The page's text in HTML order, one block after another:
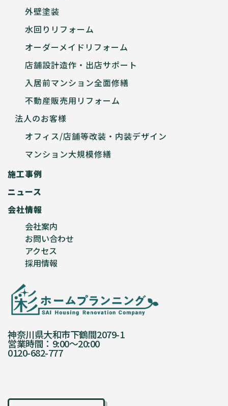
外壁塗装
水回りリフォーム
オーダーメイドリフォーム
店舗設計造作・出店サポート
入居前マンション全面修繕
不動産販売用リフォーム
法人のお客様
オフィス/店舗等改装・内装デザイン
マンション大規模修繕
施工事例
ニュース
会社情報
会社案内
お問い合わせ
アクセス
採用情報
神奈川県大和市下鶴間2079-1
営業時間：9:00〜20:00
0120-682-777